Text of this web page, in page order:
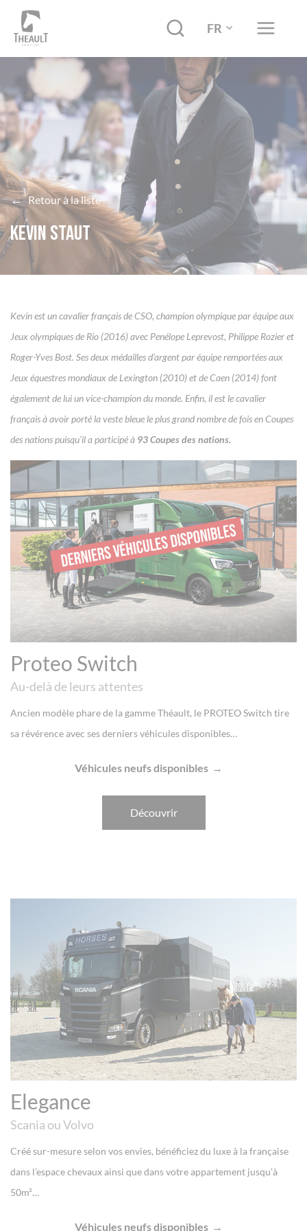
FR
← Retour à la liste
Kevin STAUT
Kevin est un cavalier français de CSO, champion olympique par équipe aux
Jeux olympiques de Rio (2016) avec Penélope Leprevost, Philippe Rozier et
Roger-Yves Bost. Ses deux médailles d’argent par équipe remportées aux
Jeux équestres mondiaux de Lexington (2010) et de Caen (2014) font
également de lui un vice-champion du monde. Enfin, il est le cavalier
français à avoir porté la veste bleue le plus grand nombre de fois en Coupes
des nations puisqu’il a participé à 93 Coupes des nations.
Proteo Switch
Au-delà de leurs attentes
Ancien modèle phare de la gamme Théault, le PROTEO Switch tire
sa révérence avec ses derniers véhicules disponibles…
Véhicules neufs disponibles
Découvrir
Elegance
Scania ou Volvo
Créé sur-mesure selon vos envies, bénéficiez du luxe à la française
dans l’espace chevaux ainsi que dans votre appartement jusqu’à
50m²…
Véhicules neufs disponibles